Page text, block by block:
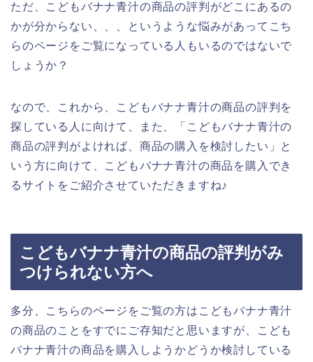
ただ、こどもバナナ青汁の商品の評判がどこにあるの
かが分からない、、、というような悩みがあってこち
らのページをご覧になっている人もいるのではないで
しょうか？
なので、これから、こどもバナナ青汁の商品の評判を
探している人に向けて、また、「こどもバナナ青汁の
商品の評判がよければ、商品の購入を検討したい」と
いう方に向けて、こどもバナナ青汁の商品を購入でき
るサイトをご紹介させていただきますね♪
こどもバナナ青汁の商品の評判がみ
つけられない方へ
多分、こちらのページをご覧の方はこどもバナナ青汁
の商品のことをすでにご存知だと思いますが、こども
バナナ青汁の商品を購入しようかどうか検討している